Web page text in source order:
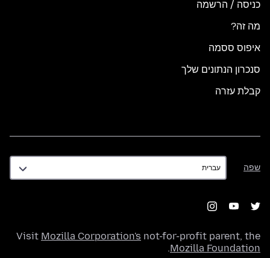
כניסה / הרשמה
מה זה?
איפוס ססמה
סנכרון הנתונים שלך
קבלת עזרה
שפה
שפה
Visit Mozilla Corporation's not-for-profit parent, the
Mozilla Foundation
.